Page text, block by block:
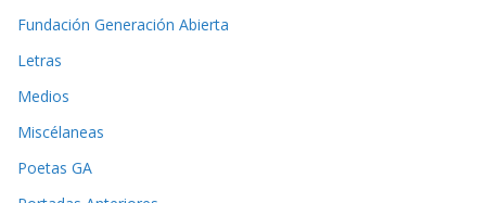
Fundación Generación Abierta
Letras
Medios
Miscélaneas
Poetas GA